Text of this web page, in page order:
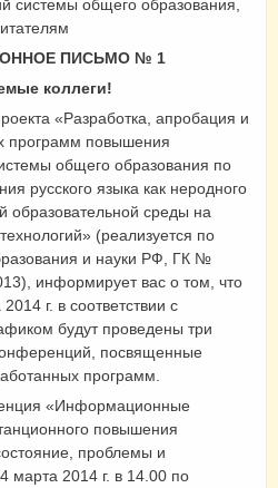
системы общего образования,
ПИСЬМО № 1
коллеги!
«Разработка, апробация и
программ повышения
общего образования по
русского языка как неродного
образовательной среды на
(реализуется по
и науки РФ, ГК №
информирует вас о том, что
г. в соответствии с
будут проведены три
посвященные
программ.
«Информационные
повышения
проблемы и
марта 2014 г. в 14.00 по